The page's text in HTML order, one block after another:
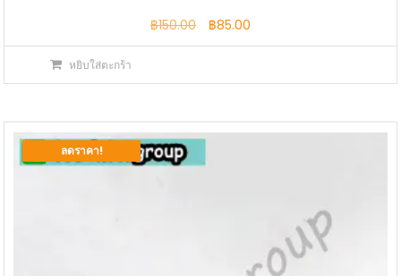
฿150.00
Original
price
฿85.00
price
หยิบใส่ตะกร้า
ลดราคา!